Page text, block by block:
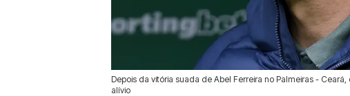
Depois da vitória suada de Abel Ferreira no Palmeiras -
alívio
11 Ago 2025 | 14:03 | 0